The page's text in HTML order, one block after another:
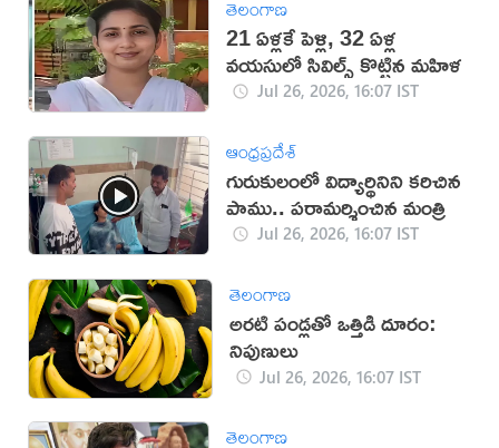
తెలంగాణ
21 ఏళ్లకే పెళ్లి, 32 ఏళ్ల
వయసులో సివిల్స్ కొట్టిన మహిళ
Jul 26, 2026, 16:07 IST
ఆంధ్రప్రదేశ్
గురుకులంలో విద్యార్థినిని కరిచిన
పాము.. పరామర్శించిన మంత్రి
Jul 26, 2026, 16:07 IST
తెలంగాణ
అరటి పండ్లతో ఒత్తిడి దూరం:
నిపుణులు
Jul 26, 2026, 16:07 IST
తెలంగాణ